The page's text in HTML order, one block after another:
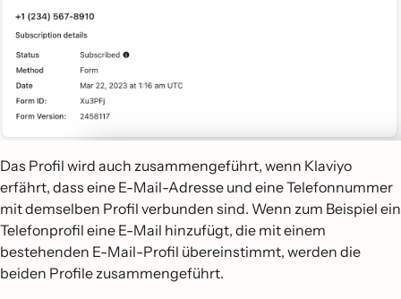
Das Profil wird auch zusammengeführt, wenn Klaviyo
erfährt, dass eine E-Mail-Adresse und eine Telefonnummer
mit demselben Profil verbunden sind. Wenn zum Beispiel ein
Telefonprofil eine E-Mail hinzufügt, die mit einem
bestehenden E-Mail-Profil übereinstimmt, werden die
beiden Profile zusammengeführt.